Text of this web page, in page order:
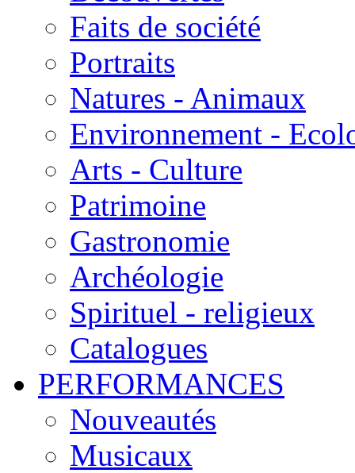
Faits de société
Portraits
Natures - Animaux
Environnement -
Arts - Culture
Patrimoine
Gastronomie
Archéologie
Spirituel - religieux
Catalogues
PERFORMANCES
Nouveautés
Musicaux